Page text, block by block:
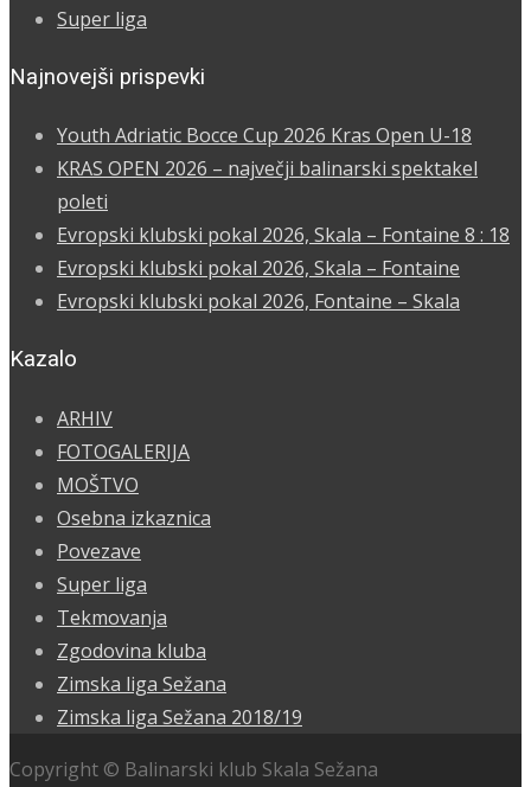
Super liga
Najnovejši prispevki
Youth Adriatic Bocce Cup 2026 Kras Open U-18
KRAS OPEN 2026 – največji balinarski spektakel
poleti
Evropski klubski pokal 2026, Skala – Fontaine 8 : 18
Evropski klubski pokal 2026, Skala – Fontaine
Evropski klubski pokal 2026, Fontaine – Skala
Kazalo
ARHIV
FOTOGALERIJA
MOŠTVO
Osebna izkaznica
Povezave
Super liga
Tekmovanja
Zgodovina kluba
Zimska liga Sežana
Zimska liga Sežana 2018/19
Copyright © Balinarski klub Skala Sežana